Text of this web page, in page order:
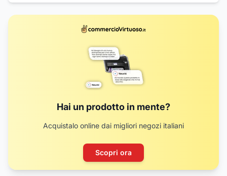
Hai un prodotto in mente?
Acquistalo online dai migliori negozi italiani
Scopri ora